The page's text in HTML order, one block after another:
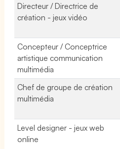
Directeur / Directrice de
création - jeux vidéo
Concepteur / Conceptrice
artistique communication
multimédia
Chef de groupe de création
multimédia
Level designer - jeux web
online